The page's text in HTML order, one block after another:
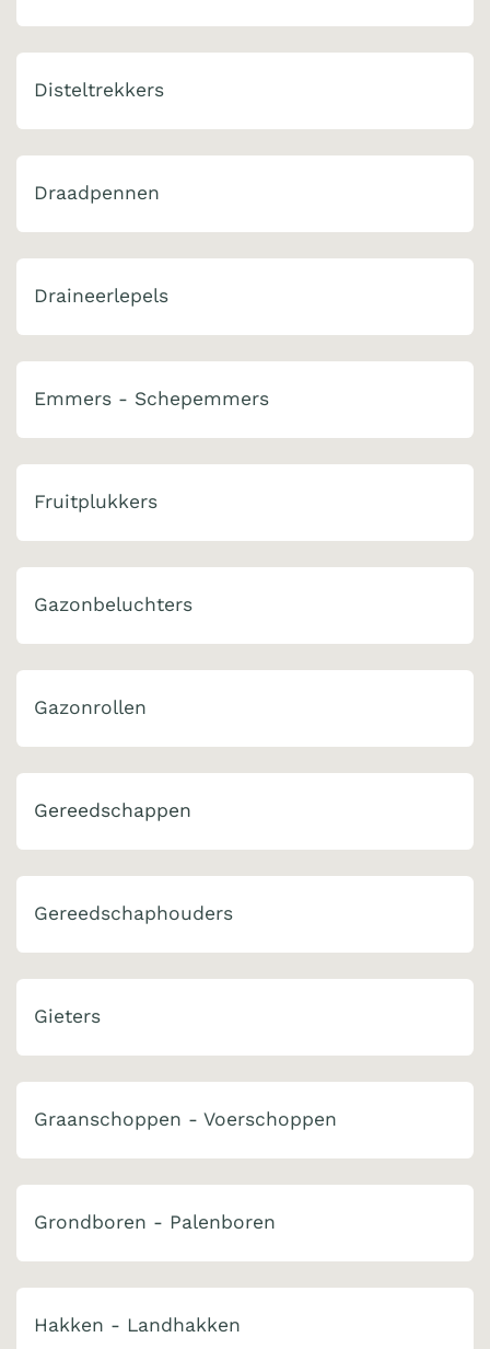
Disteltrekkers
Draadpennen
Draineerlepels
Emmers - Schepemmers
Fruitplukkers
Gazonbeluchters
Gazonrollen
Gereedschappen
Gereedschaphouders
Gieters
Graanschoppen - Voerschoppen
Grondboren - Palenboren
Hakken - Landhakken